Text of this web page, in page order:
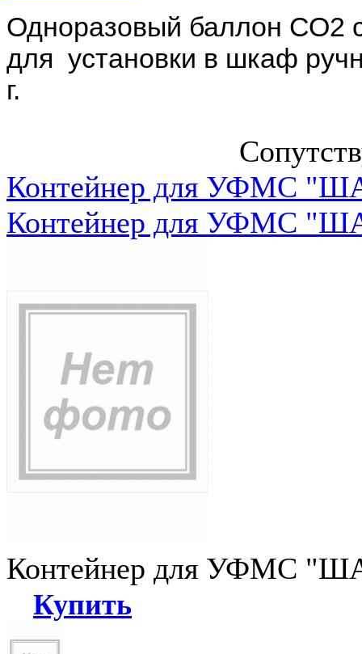
Одноразовый баллон СО2
для установки в шкаф
г.
Контейнер для УФМС
Контейнер для УФМС
Контейнер для УФМС
Купить